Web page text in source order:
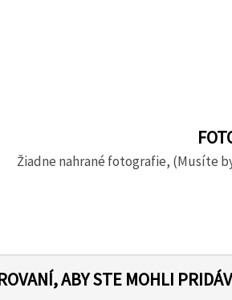
Žiadne nahrané fotografie, (Musíte
ABY STE MOHLI